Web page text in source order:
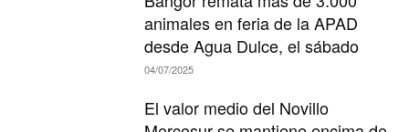
animales en feria de la APAD
desde Agua Dulce, el sábado
04/07/2025
El valor medio del Novillo